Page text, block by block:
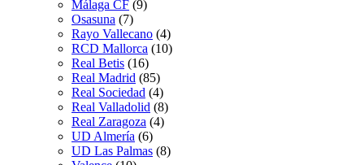
Málaga CF (9)
Osasuna (7)
Rayo Vallecano (4)
RCD Mallorca (10)
Real Betis (16)
Real Madrid (85)
Real Sociedad (4)
Real Valladolid (8)
Real Zaragoza (4)
UD Almería (6)
UD Las Palmas (8)